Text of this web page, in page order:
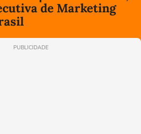
de Marketing
PUBLICIDADE